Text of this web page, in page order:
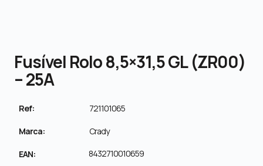
Fusível Rolo 8,5×31,5 GL (ZR00)
– 25A
Ref: 721101065
Marca: Crady
EAN: 8432710010659